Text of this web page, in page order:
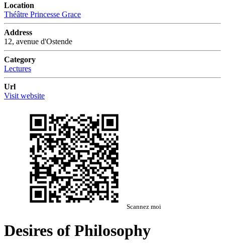
Location
Théâtre Princesse Grace
Address
12, avenue d'Ostende
Category
Lectures
Url
Visit website
Scannez moi
Desires of Philosophy